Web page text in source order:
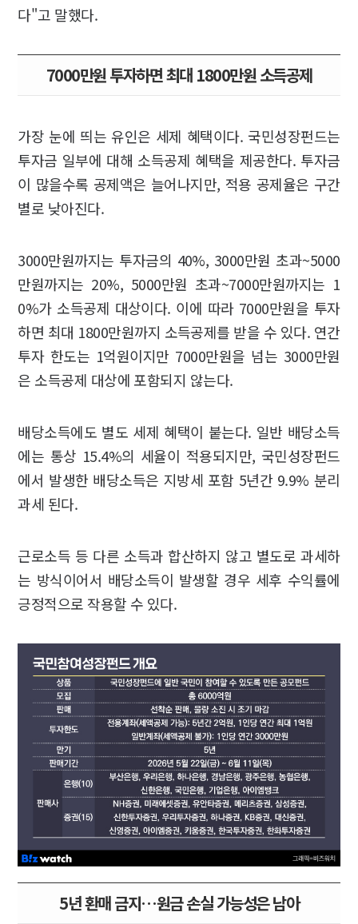
다"고 말했다.
7000만원 투자하면 최대 1800만원 소득공제
가장 눈에 띄는 유인은 세제 혜택이다. 국민성장펀드는
투자금 일부에 대해 소득공제 혜택을 제공한다. 투자금
이 많을수록 공제액은 늘어나지만, 적용 공제율은 구간
별로 낮아진다.
3000만원까지는 투자금의 40%, 3000만원 초과~5000
만원까지는 20%, 5000만원 초과~7000만원까지는 1
0%가 소득공제 대상이다. 이에 따라 7000만원을 투자
하면 최대 1800만원까지 소득공제를 받을 수 있다. 연간
투자 한도는 1억원이지만 7000만원을 넘는 3000만원
은 소득공제 대상에 포함되지 않는다.
배당소득에도 별도 세제 혜택이 붙는다. 일반 배당소득
에는 통상 15.4%의 세율이 적용되지만, 국민성장펀드
에서 발생한 배당소득은 지방세 포함 5년간 9.9% 분리
과세 된다.
근로소득 등 다른 소득과 합산하지 않고 별도로 과세하
는 방식이어서 배당소득이 발생할 경우 세후 수익률에
긍정적으로 작용할 수 있다.
5년 환매 금지…원금 손실 가능성은 남아